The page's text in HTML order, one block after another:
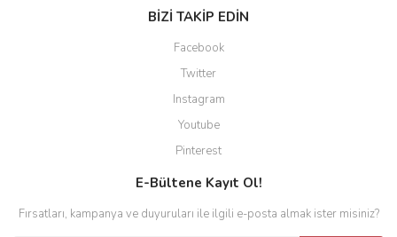
BİZİ TAKİP EDİN
Facebook
Twitter
Instagram
Youtube
Pinterest
E-Bültene Kayıt Ol!
Fırsatları, kampanya ve duyuruları ile ilgili e-posta almak ister misiniz?